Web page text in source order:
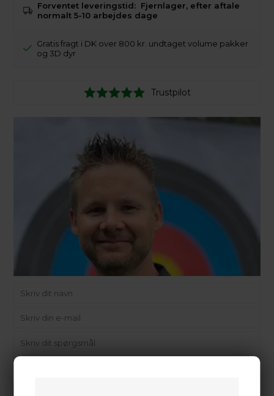
Forventet leveringstid: Fjernlager, efter aftale
normalt 5-10 arbejdes dage
Gratis fragt i DK over 800 kr. undtaget volume pakker
og 3D dyr
Trustpilot